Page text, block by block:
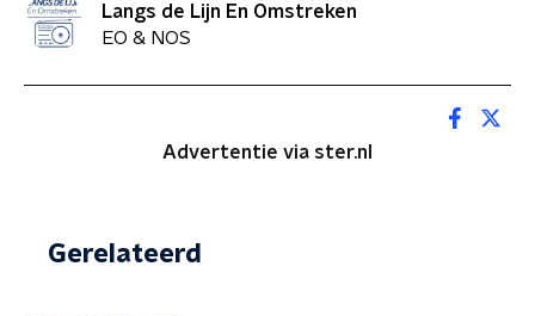
Langs de Lijn En Omstreken
EO & NOS
Advertentie via ster.nl
Gerelateerd